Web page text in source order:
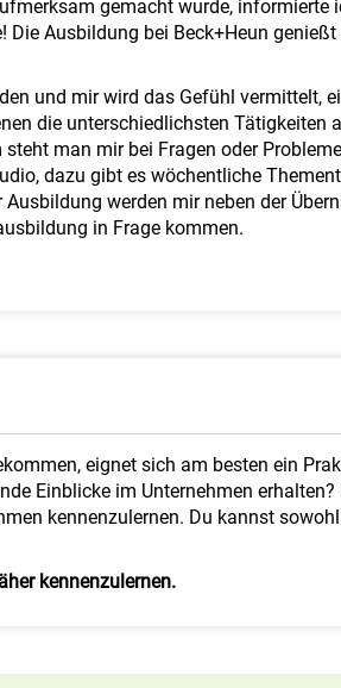
gemacht wurde, informierte
Ausbildung bei Beck+Heun
und mir wird das Gefühl vermittelt,
die unterschiedlichsten Tätigkeiten
man mir bei Fragen oder
dazu gibt es wöchentliche
werden mir neben der
in Frage kommen.
eignet sich am besten ein
Einblicke im Unternehmen
kennenzulernen. Du kannst
kennenzulernen.